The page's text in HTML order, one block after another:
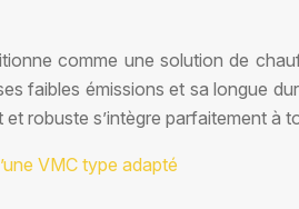
comme une solution de
faibles émissions et sa longue
robuste s’intègre parfaitement à
VMC type adapté